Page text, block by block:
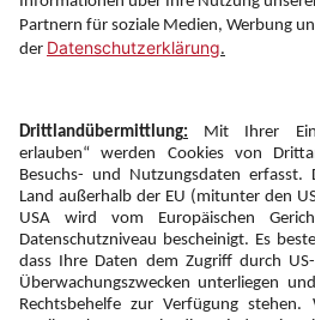
Newsletter:
Anmelden